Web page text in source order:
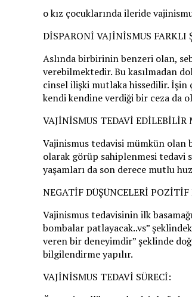
o kız çocuklarında ileride
DİSPARONİ VAJİNİSMUS FARKLI
Aslında birbirinin benzeri olan,
verebilmektedir. Bu kasılmadan
cinsel ilişki mutlaka hissedilir. İşin
kendi kendine verdiği bir ceza da
VAJİNİSMUS TEDAVİ EDİLEBİLİR
Vajinismus tedavisi mümkün olan
olarak görüp sahiplenmesi tedavi
yaşamları da son derece mutlu
NEGATİF DÜŞÜNCELERİ POZİTİF
Vajinismus tedavisinin ilk
bombalar patlayacak..vs”
veren bir deneyimdir” şeklinde
bilgilendirme yapılır.
VAJİNİSMUS TEDAVİ SÜRECİ: